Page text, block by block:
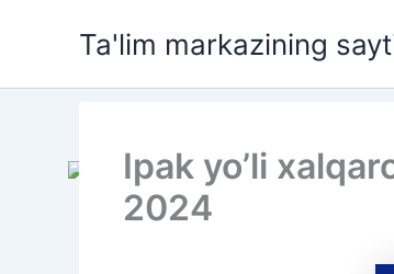
Ta'lim markazining
Ipak yo’li
2024